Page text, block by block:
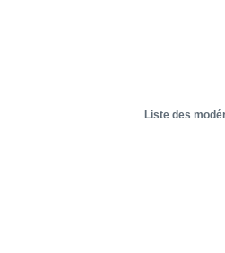
Liste des